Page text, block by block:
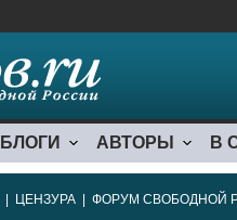
БЛОГИ АВТОРЫ В
ЦЕНЗУРА ФОРУМ СВОБОДНОЙ